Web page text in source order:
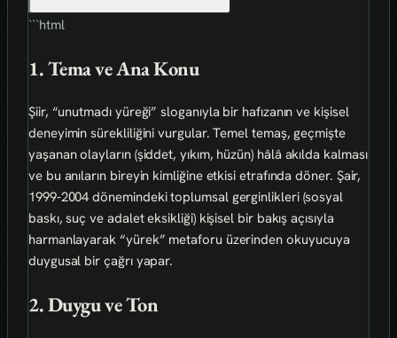
```html
1. Tema ve Ana Konu
Şiir, “unutmadı yüreği” sloganıyla bir hafızanın ve kişisel
deneyimin sürekliliğini vurgular. Temel temaş, geçmişte
yaşanan olayların (şiddet, yıkım, hüzün) hâlâ akılda kalması
ve bu anıların bireyin kimliğine etkisi etrafında döner. Şair,
1999‑2004 dönemindeki toplumsal gerginlikleri (sosyal
baskı, suç ve adalet eksikliği) kişisel bir bakış açısıyla
harmanlayarak “yürek” metaforu üzerinden okuyucuya
duygusal bir çağrı yapar.
2. Duygu ve Ton